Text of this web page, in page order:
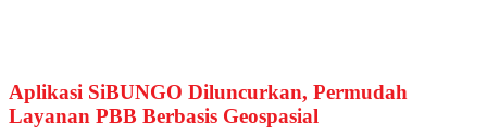
Aplikasi SiBUNGO Diluncurkan, Permudah
Layanan PBB Berbasis Geospasial